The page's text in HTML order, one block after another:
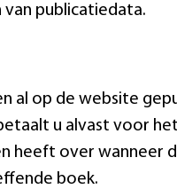
publicatiedata.
al op de website
betaalt u alvast voor
heeft over wanneer
boek.